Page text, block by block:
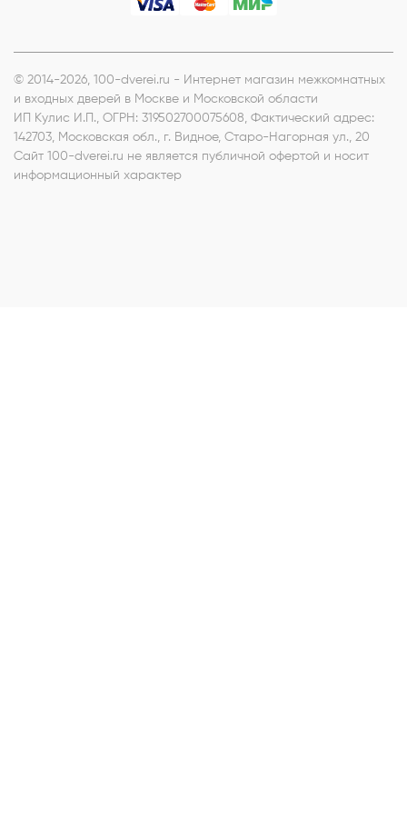
© 2014-2026, 100-dverei.ru - Интернет магазин межкомнатных
и входных дверей в Москве и Московской области
ИП Кулис И.П., ОГРН: 319502700075608, Фактический адрес:
142703, Московская обл., г. Видное, Старо-Нагорная ул., 20
Сайт 100-dverei.ru не является публичной офертой и носит
информационный характер